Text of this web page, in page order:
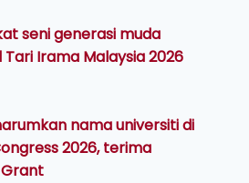
seni generasi muda
Irama Malaysia 2026
nama universiti di
2026, terima